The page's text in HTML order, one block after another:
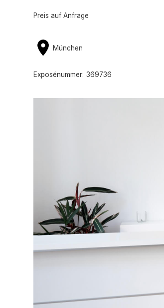
Preis auf Anfrage
München
Exposénummer: 369736